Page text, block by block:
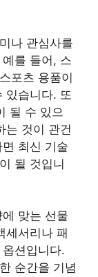
나 관심사를
를 들어, 스
포츠 용품이
있습니다. 또
될 수 있으
는 것이 관건
최신 기술
될 것입니
맞는 선물
세서리나 패
션입니다.
순간을 기념